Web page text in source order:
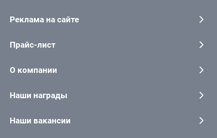
Реклама на сайте
Прайс-лист
О компании
Наши награды
Наши вакансии